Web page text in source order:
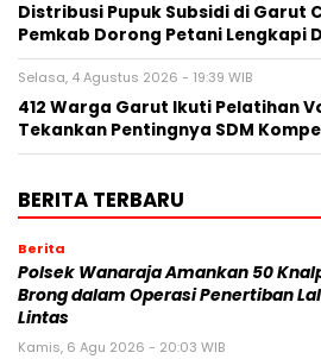
Distribusi Pupuk Subsidi di Garut
Pemkab Dorong Petani Lengkapi
Selasa, 4 Agustus 2026 - 19:39 WIB
412 Warga Garut Ikuti Pelatihan
Tekankan Pentingnya SDM
BERITA TERBARU
Berita
Polsek Wanaraja Amankan 50
Brong dalam Operasi Penertiban
Lintas
Kamis, 6 Agu 2026 - 20:03 WIB